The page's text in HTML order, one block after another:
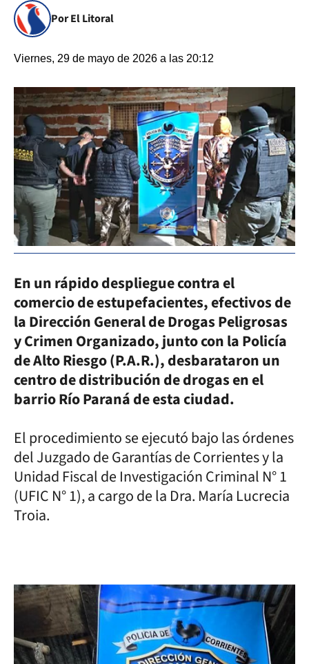
Por El Litoral
Viernes, 29 de mayo de 2026 a las 20:12
En un rápido despliegue contra el
comercio de estupefacientes, efectivos de
la Dirección General de Drogas Peligrosas
y Crimen Organizado, junto con la Policía
de Alto Riesgo (P.A.R.), desbarataron un
centro de distribución de drogas en el
barrio Río Paraná de esta ciudad.
El procedimiento se ejecutó bajo las órdenes
del Juzgado de Garantías de Corrientes y la
Unidad Fiscal de Investigación Criminal N° 1
(UFIC N° 1), a cargo de la Dra. María Lucrecia
Troia.